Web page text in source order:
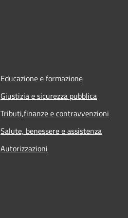
Educazione e formazione
Giustizia e sicurezza pubblica
Tributi,finanze e contravvenzioni
Salute, benessere e assistenza
Autorizzazioni